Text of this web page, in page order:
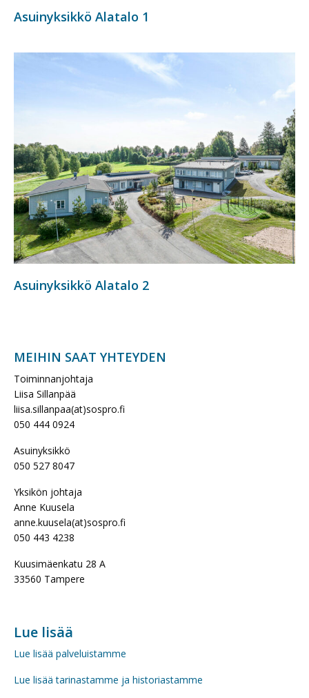
Asuinyksikkö Alatalo 1
Asuinyksikkö Alatalo 2
MEIHIN SAAT YHTEYDEN
Toiminnanjohtaja
Liisa Sillanpää
liisa.sillanpaa(at)sospro.fi
050 444 0924
Asuinyksikkö
050 527 8047
Yksikön johtaja
Anne Kuusela
anne.kuusela(at)sospro.fi
050 443 4238
Kuusimäenkatu 28 A
33560 Tampere
Lue lisää
Lue lisää palveluistamme
Lue lisää tarinastamme ja historiastamme